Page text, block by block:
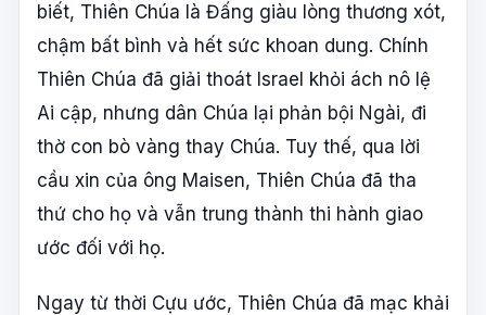
biết, Thiên Chúa là Đấng giàu lòng thương xót,
chậm bất bình và hết sức khoan dung. Chính
Thiên Chúa đã giải thoát Israel khỏi ách nô lệ
Ai cập, nhưng dân Chúa lại phản bội Ngài, đi
thờ con bò vàng thay Chúa. Tuy thế, qua lời
cầu xin của ông Maisen, Thiên Chúa đã tha
thứ cho họ và vẫn trung thành thi hành giao
ước đối với họ.
Ngay từ thời Cựu ước, Thiên Chúa đã mạc khải